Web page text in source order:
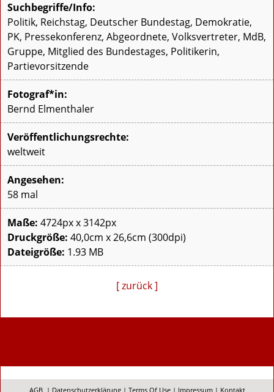
Suchbegriffe/Info:
Politik, Reichstag, Deutscher Bundestag, Demokratie,
PK, Pressekonferenz, Abgeordnete, Volksvertreter, MdB,
Gruppe, Mitglied des Bundestages, Politikerin,
Partievorsitzende
Fotograf*in:
Bernd Elmenthaler
Veröffentlichungsrechte:
weltweit
Angesehen:
58 mal
Maße: 4724px x 3142px
Druckgröße: 40,0cm x 26,6cm (300dpi)
Dateigröße: 1.93 MB
[ zurück ]
AGB | Datenschutzerklärung| Terms Of Use| Impressum| Kontakt